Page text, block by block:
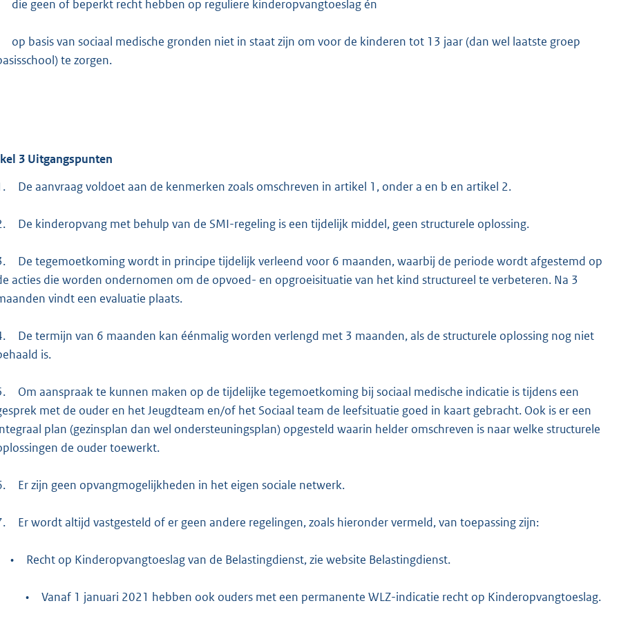
die geen of beperkt recht hebben op reguliere kinderopvangtoeslag én
op basis van sociaal medische gronden niet in staat zijn om voor de kinderen tot 13 jaar (dan wel laatste groep
te zorgen.
3 Uitgangspunten
De aanvraag voldoet aan de kenmerken zoals omschreven in artikel 1, onder a en b en artikel 2.
De kinderopvang met behulp van de SMI-regeling is een tijdelijk middel, geen structurele oplossing.
De tegemoetkoming wordt in principe tijdelijk verleend voor 6 maanden, waarbij de periode wordt afgestemd op
acties die worden ondernomen om de opvoed- en opgroeisituatie van het kind structureel te verbeteren. Na 3
vindt een evaluatie plaats.
De termijn van 6 maanden kan éénmalig worden verlengd met 3 maanden, als de structurele oplossing nog niet
is.
Om aanspraak te kunnen maken op de tijdelijke tegemoetkoming bij sociaal medische indicatie is tijdens een
met de ouder en het Jeugdteam en/of het Sociaal team de leefsituatie goed in kaart gebracht. Ook is er een
plan (gezinsplan dan wel ondersteuningsplan) opgesteld waarin helder omschreven is naar welke structurele
de ouder toewerkt.
Er zijn geen opvangmogelijkheden in het eigen sociale netwerk.
Er wordt altijd vastgesteld of er geen andere regelingen, zoals hieronder vermeld, van toepassing zijn:
• Recht op Kinderopvangtoeslag van de Belastingdienst, zie website Belastingdienst.
• Vanaf 1 januari 2021 hebben ook ouders met een permanente WLZ-indicatie recht op Kinderopvangtoeslag.